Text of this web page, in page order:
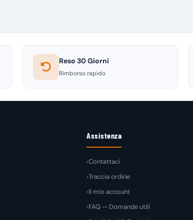
Reso 30 Giorni
Rimborso rapido
Assistenza
Contattaci
Traccia ordine
Il mio account
FAQ — Domande utili